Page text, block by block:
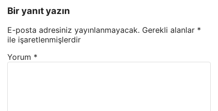
Bir yanıt yazın
E-posta adresiniz yayınlanmayacak. Gerekli alanlar *
ile işaretlenmişlerdir
Yorum *